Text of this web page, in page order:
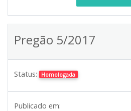
Pregão 5/2017
Status: Homologada
Publicado em: